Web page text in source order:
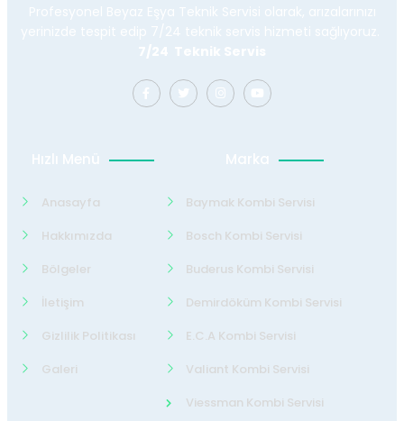
Profesyonel Beyaz Eşya Teknik Servisi olarak, arızalarınızı
yerinizde tespit edip 7/24 teknik servis hizmeti sağlıyoruz.
7/24 Teknik Servis
Hızlı Menü
Anasayfa
Hakkımızda
Bölgeler
İletişim
Gizlilik Politikası
Galeri
Marka
Baymak Kombi Servisi
Bosch Kombi Servisi
Buderus Kombi Servisi
Demirdöküm Kombi Servisi
E.C.A Kombi Servisi
Valiant Kombi Servisi
Viessman Kombi Servisi